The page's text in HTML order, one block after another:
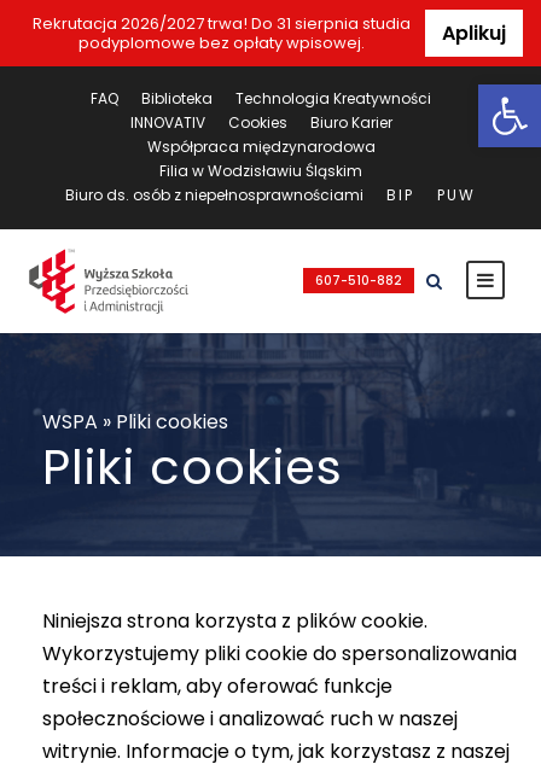
Rekrutacja 2026/2027 trwa! Do 31 sierpnia studia
podyplomowe bez opłaty wpisowej.
Aplikuj
FAQ Biblioteka
Technologia Kreatywności
INNOVATIV
Cookies
Biuro Karier
Współpraca międzynarodowa
Filia w Wodzisławiu Śląskim
Biuro ds. osób z niepełnosprawnościami
BIP PUW
607-510-882
WSPA » Pliki cookies
Pliki cookies
Niniejsza strona korzysta z plików cookie.
Wykorzystujemy pliki cookie do spersonalizowania
treści i reklam, aby oferować funkcje
społecznościowe i analizować ruch w naszej
witrynie. Informacje o tym, jak korzystasz z naszej